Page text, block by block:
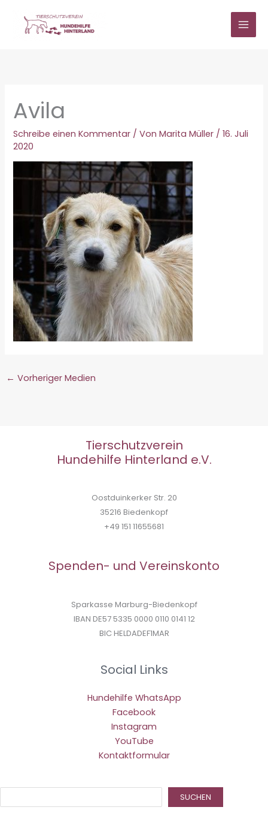
springen
Avila
Schreibe einen Kommentar / VonMarita Müller /16. Juli
2020
← Vorheriger Medien
Tierschutzverein
Hundehilfe Hinterland e.V.
Oostduinkerker Str. 20
35216 Biedenkopf
+49 151 11655681
Spenden- und Vereinskonto
Sparkasse Marburg-Biedenkopf
IBAN DE57 5335 0000 0110 0141 12
BIC HELDADEF1MAR
Social Links
Hundehilfe WhatsApp
Facebook
Instagram
YouTube
Kontaktformular
SUCHEN